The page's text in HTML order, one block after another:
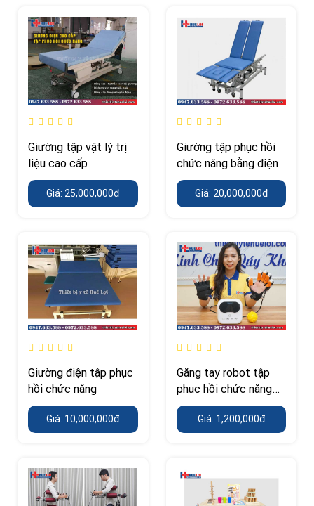
Giường tập vật lý trị
liệu cao cấp
Giá: 25,000,000đ
Giường tập phục hồi
chức năng bằng điện
Giá: 20,000,000đ
Giường điện tập phục
hồi chức năng
Giá: 10,000,000đ
Găng tay robot tập
phục hồi chức năng
loại đơn giản
Giá: 1,200,000đ